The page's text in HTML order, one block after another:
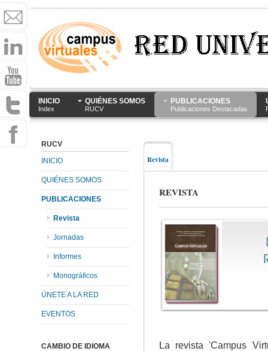
INICIO
Index
QUIÉNES SOMOS
RUCV
PUBLICACIONES
Publicaciones Destacadas
Revista
REVISTA
La revista 'Campus
RUCV
INICIO
QUIÉNES SOMOS
PUBLICACIONES
Revista
Jornadas
Informes
Monográficos
ÚNETE A LA RED
EVENTOS
CAMBIO DE IDIOMA